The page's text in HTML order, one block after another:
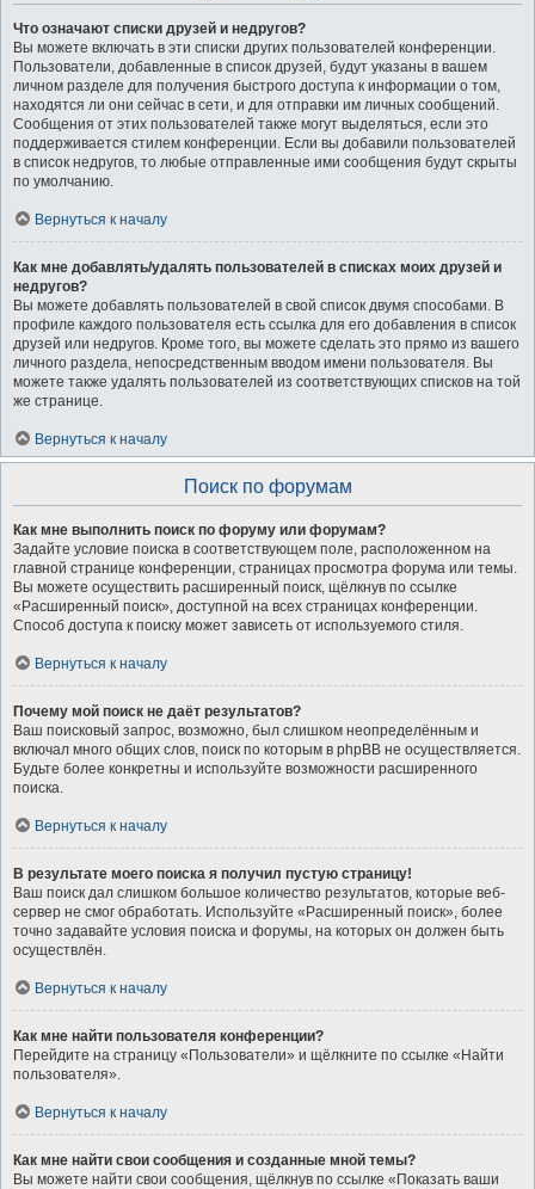
Что означают списки друзей и недругов?
Вы можете включать в эти списки других пользователей конференции.
Пользователи, добавленные в список друзей, будут указаны в вашем
личном разделе для получения быстрого доступа к информации о том,
находятся ли они сейчас в сети, и для отправки им личных сообщений.
Сообщения от этих пользователей также могут выделяться, если это
поддерживается стилем конференции. Если вы добавили пользователей
в список недругов, то любые отправленные ими сообщения будут скрыты
по умолчанию.
Вернуться к началу
Как мне добавлять/удалять пользователей в списках моих друзей и
недругов?
Вы можете добавлять пользователей в свой список двумя способами. В
профиле каждого пользователя есть ссылка для его добавления в список
друзей или недругов. Кроме того, вы можете сделать это прямо из вашего
личного раздела, непосредственным вводом имени пользователя. Вы
можете также удалять пользователей из соответствующих списков на той
же странице.
Вернуться к началу
Поиск по форумам
Как мне выполнить поиск по форуму или форумам?
Задайте условие поиска в соответствующем поле, расположенном на
главной странице конференции, страницах просмотра форума или темы.
Вы можете осуществить расширенный поиск, щёлкнув по ссылке
«Расширенный поиск», доступной на всех страницах конференции.
Способ доступа к поиску может зависеть от используемого стиля.
Вернуться к началу
Почему мой поиск не даёт результатов?
Ваш поисковый запрос, возможно, был слишком неопределённым и
включал много общих слов, поиск по которым в phpBB не осуществляется.
Будьте более конкретны и используйте возможности расширенного
поиска.
Вернуться к началу
В результате моего поиска я получил пустую страницу!
Ваш поиск дал слишком большое количество результатов, которые веб-
сервер не смог обработать. Используйте «Расширенный поиск», более
точно задавайте условия поиска и форумы, на которых он должен быть
осуществлён.
Вернуться к началу
Как мне найти пользователя конференции?
Перейдите на страницу «Пользователи» и щёлкните по ссылке «Найти
пользователя».
Вернуться к началу
Как мне найти свои сообщения и созданные мной темы?
Вы можете найти свои сообщения, щёлкнув по ссылке «Показать ваши